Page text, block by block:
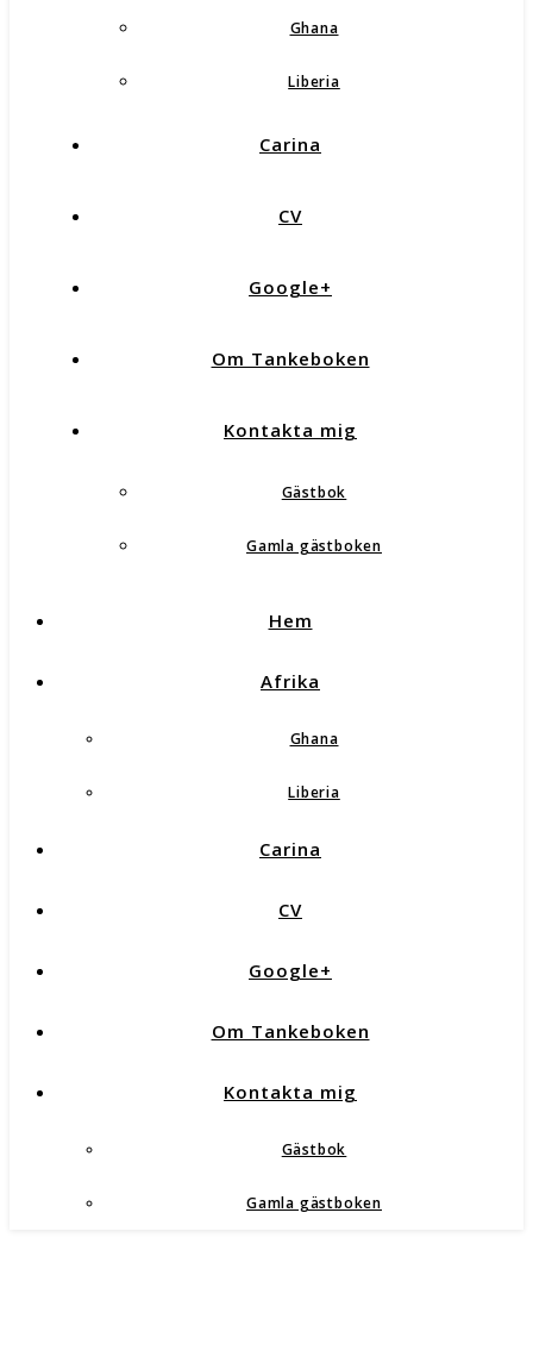
Ghana
Liberia
Carina
CV
Google+
Om Tankeboken
Kontakta mig
Gästbok
Gamla gästboken
Hem
Afrika
Ghana
Liberia
Carina
CV
Google+
Om Tankeboken
Kontakta mig
Gästbok
Gamla gästboken